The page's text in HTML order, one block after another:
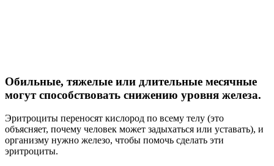
Обильные, тяжелые или длительные месячные
могут способствовать снижению уровня железа.
Эритроциты переносят кислород по всему телу (это
объясняет, почему человек может задыхаться или уставать), и
организму нужно железо, чтобы помочь сделать эти
эритроциты.